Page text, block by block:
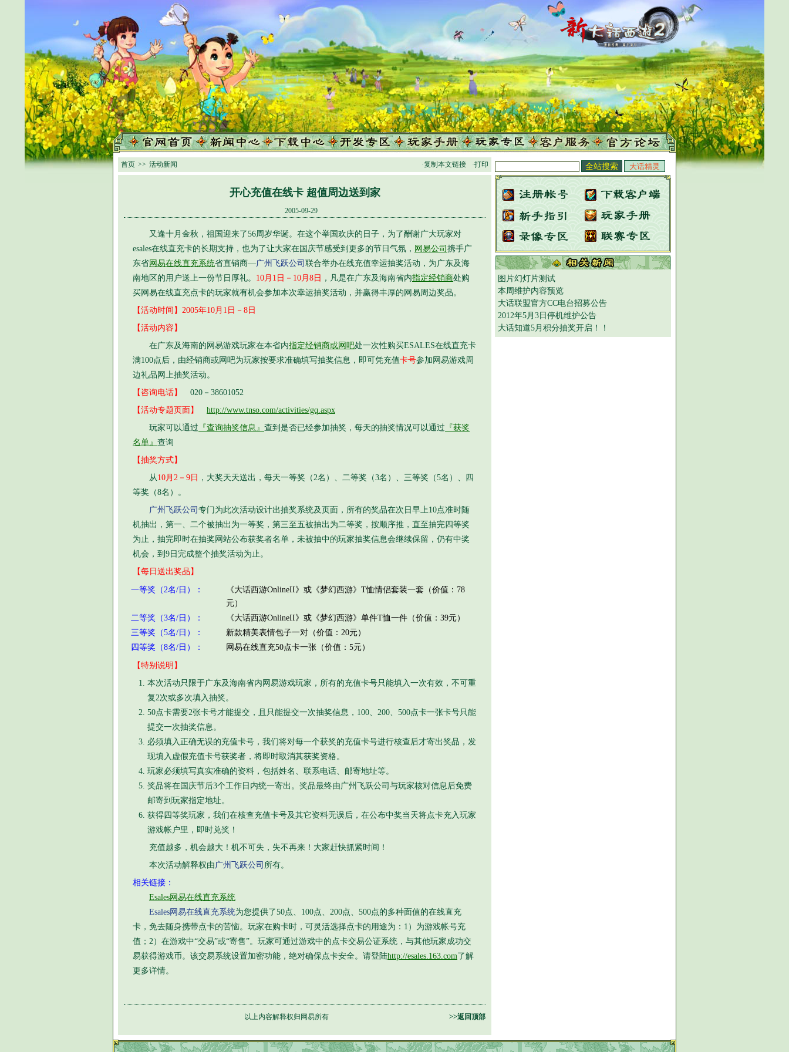
·复制本文链接 ·打印
首页 >> 活动新闻
图片幻灯片测试
本周维护内容预览
大话联盟官方CC电台招募公告
2012年5月3日停机维护公告
大话知道5月积分抽奖开启！！
开心充值在线卡 超值周边送到家
2005-09-29
又逢十月金秋，祖国迎来了56周岁华诞。在这个举国欢庆的日子，为了酬谢广大玩家对
esales在线直充卡的长期支持，也为了让大家在国庆节感受到更多的节日气氛， 网易公司 携手广
东省网易在线直充系统省直销商—广州飞跃公司 联合举办在线充值幸运抽奖活动，为广东及海
南地区的用户送上一份节日厚礼。 10月1日－10月8日 ，凡是在广东及海南省内指定经销商处购
买网易在线直充点卡的玩家就有机会参加本次幸运抽奖活动，并赢得丰厚的网易周边奖品。
【活动时间】2005年10月1日－8日
【活动内容】
在广东及海南的网易游戏玩家在本省内指定经销商或网吧处一次性购买ESALES在线直充卡
满100点后，由经销商或网吧为玩家按要求准确填写抽奖信息，即可凭充值卡号参加网易游戏周
边礼品网上抽奖活动。
【咨询电话】
020－38601052
【活动专题页面】
http://www.tnso.com/activities/gq.aspx
玩家可以通过 『查询抽奖信息』 查到是否已经参加抽奖，每天的抽奖情况可以通过 『获奖
名单』 查询
【抽奖方式】
从10月2－9日 ，大奖天天送出，每天一等奖（2名）、二等奖（3名）、三等奖（5名）、四
等奖（8名）。
广州飞跃公司 专门为此次活动设计出抽奖系统及页面，所有的奖品在次日早上10点准时随
机抽出，第一、二个被抽出为一等奖，第三至五被抽出为二等奖，按顺序推，直至抽完四等奖
为止，抽完即时在抽奖网站公布获奖者名单，未被抽中的玩家抽奖信息会继续保留，仍有中奖
机会，到9日完成整个抽奖活动为止。
【每日送出奖品】
一等奖（2名/日）：
《大话西游OnlineII》或《梦幻西游》T恤情侣套装一套（价值：78
元）
二等奖（3名/日）：
《大话西游OnlineII》或《梦幻西游》单件T恤一件（价值：39元）
三等奖（5名/日）：
新款精美表情包子一对（价值：20元）
四等奖（8名/日）：
网易在线直充50点卡一张（价值：5元）
【特别说明】
本次活动只限于广东及海南省内网易游戏玩家，所有的充值卡号只能填入一次有效，不可重
复2次或多次填入抽奖。
50点卡需要2张卡号才能提交，且只能提交一次抽奖信息，100、200、500点卡一张卡号只能
提交一次抽奖信息。
必须填入正确无误的充值卡号，我们将对每一个获奖的充值卡号进行核查后才寄出奖品，发
现填入虚假充值卡号获奖者，将即时取消其获奖资格。
玩家必须填写真实准确的资料，包括姓名、联系电话、邮寄地址等。
奖品将在国庆节后3个工作日内统一寄出。奖品最终由广州飞跃公司与玩家核对信息后免费
邮寄到玩家指定地址。
获得四等奖玩家，我们在核查充值卡号及其它资料无误后，在公布中奖当天将点卡充入玩家
游戏帐户里，即时兑奖！
充值越多，机会越大！机不可失，失不再来！大家赶快抓紧时间！
本次活动解释权由广州飞跃公司 所有。
相关链接：
Esales网易在线直充系统
Esales网易在线直充系统为您提供了50点、100点、200点、500点的多种面值的在线直充
卡，免去随身携带点卡的苦恼。玩家在购卡时，可灵活选择点卡的用途为：1）为游戏帐号充
值；2）在游戏中“交易”或“寄售”。玩家可通过游戏中的点卡交易公证系统，与其他玩家成功交
易获得游戏币。该交易系统设置加密功能，绝对确保点卡安全。请登陆http://esales.163.com了解
更多详情。
>>返回顶部
以上内容解释权归网易所有